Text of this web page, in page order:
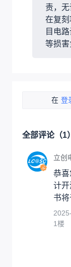
责，
在复
目电
等损害
在 登
全部评论（1）
立创
恭喜
计
书将
1楼